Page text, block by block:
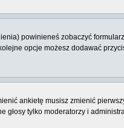
powinieneś zobaczyć formularz
opcje możesz dodawać
ankietę musisz zmienić
tylko moderatorzy i